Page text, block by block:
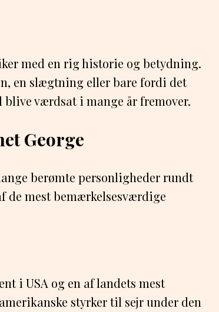
med en rig historie og betydning.
en slægtning eller bare fordi det
værdsat i mange år fremover.
George
berømte personligheder rundt
de mest bemærkelsesværdige
i USA og en af landets mest
styrker til sejr under den